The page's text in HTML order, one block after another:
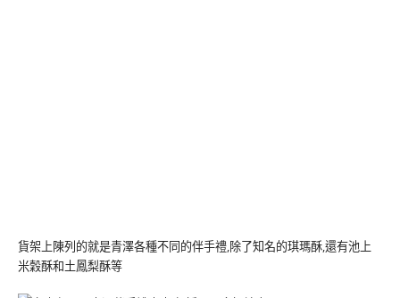
貨架上陳列的就是青澤各種不同的伴手禮,除了知名的琪瑪酥,還有池上
米穀酥和土鳳梨酥等